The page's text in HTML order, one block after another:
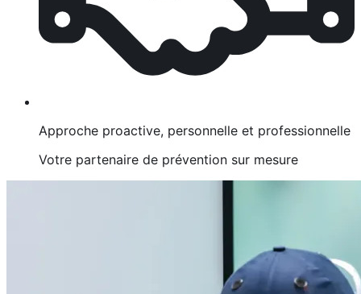
Approche proactive, personnelle et professionnelle
Votre partenaire de prévention sur mesure